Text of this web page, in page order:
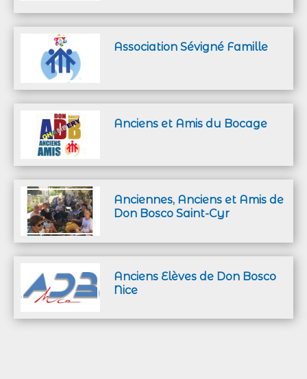
Association Sévigné Famille
Anciens et Amis du Bocage
Anciennes, Anciens et Amis de
Don Bosco Saint-Cyr
Anciens Elèves de Don Bosco
Nice